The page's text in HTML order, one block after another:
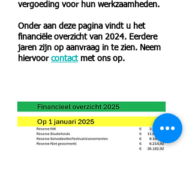
vergoeding voor hun werkzaamheden.
Onder aan deze pagina vindt u het
financiëleoverzicht van 2024. Eerdere
jaren zijn op aanvraag in te zien. Neem
hiervoor contact met ons op.